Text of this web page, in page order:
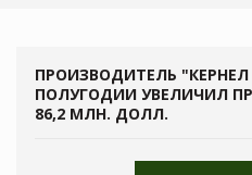
ПРОИЗВОДИТЕЛЬ "КЕРНЕЛ
ПОЛУГОДИИ УВЕЛИЧИЛ
86,2 МЛН. ДОЛЛ.